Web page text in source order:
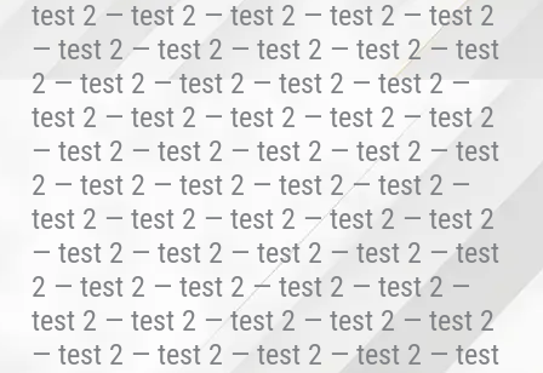
test 2 — test 2 — test 2 — test 2 — test 2
— test 2 — test 2 — test 2 — test 2 — test
2 — test 2 — test 2 — test 2 — test 2 —
test 2 — test 2 — test 2 — test 2 — test 2
— test 2 — test 2 — test 2 — test 2 — test
2 — test 2 — test 2 — test 2 — test 2 —
test 2 — test 2 — test 2 — test 2 — test 2
— test 2 — test 2 — test 2 — test 2 — test
2 — test 2 — test 2 — test 2 — test 2 —
test 2 — test 2 — test 2 — test 2 — test 2
— test 2 — test 2 — test 2 — test 2 — test